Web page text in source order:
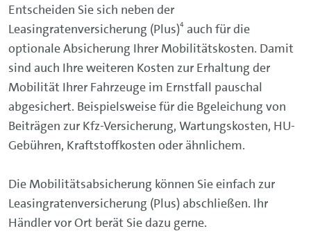
Entscheiden Sie sich neben der
Leasingratenversicherung (Plus)4 auch für die
optionale Absicherung Ihrer Mobilitätskosten. Damit
sind auch Ihre weiteren Kosten zur Erhaltung der
Mobilität Ihrer Fahrzeuge im Ernstfall pauschal
abgesichert. Beispielsweise für die Bgeleichung von
Beiträgen zur Kfz-Versicherung, Wartungskosten, HU-
Gebühren, Kraftstoffkosten oder ähnlichem.
Die Mobilitätsabsicherung können Sie einfach zur
Leasingratenversicherung (Plus) abschließen. Ihr
Händler vor Ort berät Sie dazu gerne.